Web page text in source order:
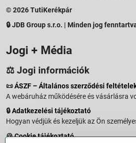
© 2026 TutiKerékpár
🔒 JDB Group s.r.o. | Minden jog
Jogi + Média
⚖️ Jogi információk
📜ÁSZF – Általános szerződési
A webáruház működésére és vásárlásra
🔒Adatkezelési tájékoztató
Hogyan védjük és kezeljük az Ön
🍪Cookie tájékoztató